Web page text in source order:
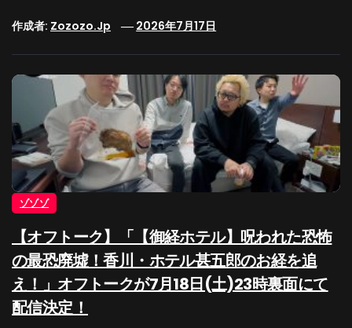
作成者: Zozozo.jp 2026年7月17日
ゾゾゾ
【オフトーク】「【御経ホテル】呪われた恐怖
の最恐廃墟！香川・ホテル甚五郎のお経を追
え！」オフトークが7月18日(土)23時裏面にて
配信決定！